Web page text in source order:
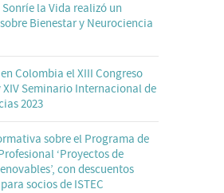
la Vida realizó un
Bienestar y Neurociencia
Colombia el XIII Congreso
Seminario Internacional de
2023
sobre el Programa de
‘Proyectos de
con descuentos
socios de ISTEC